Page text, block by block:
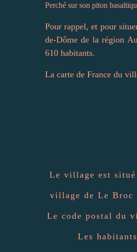
Perché sur son piton
Pour rappel, et pour
de-Dôme de la région
610 habitants.
La carte de France du
Le village est situé
village de Le Broc
Le code postal du
Les